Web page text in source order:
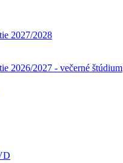
2027/2028
2026/2027 - večerné štúdium